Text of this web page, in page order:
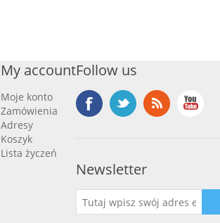
My account
Moje konto
Zamówienia
Adresy
Koszyk
Lista życzeń
Follow us
Newsletter